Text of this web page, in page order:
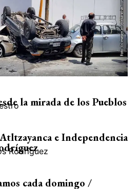
la mirada de los Pueblos
e Independencia
Rodríguez
cada domingo /